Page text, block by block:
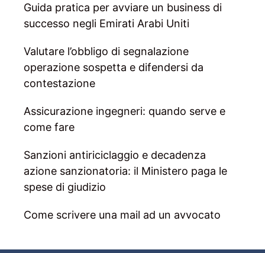
Guida pratica per avviare un business di
successo negli Emirati Arabi Uniti
Valutare l’obbligo di segnalazione
operazione sospetta e difendersi da
contestazione
Assicurazione ingegneri: quando serve e
come fare
Sanzioni antiriciclaggio e decadenza
azione sanzionatoria: il Ministero paga le
spese di giudizio
Come scrivere una mail ad un avvocato